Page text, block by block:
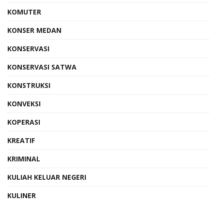
KOMUTER
KONSER MEDAN
KONSERVASI
KONSERVASI SATWA
KONSTRUKSI
KONVEKSI
KOPERASI
KREATIF
KRIMINAL
KULIAH KELUAR NEGERI
KULINER